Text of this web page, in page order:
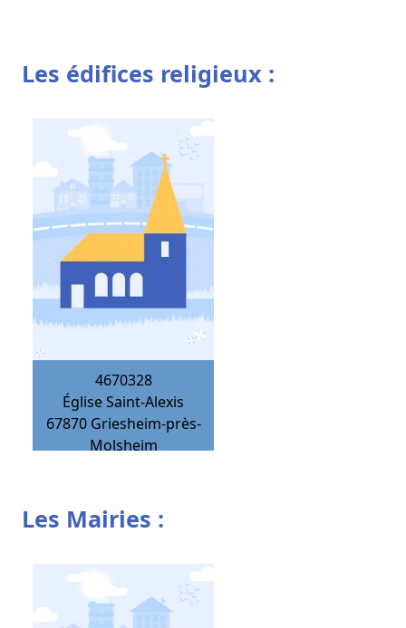
Les édifices religieux :
4670328
Église Saint-Alexis
67870 Griesheim-près-
Molsheim
Les Mairies :